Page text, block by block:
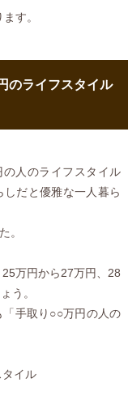
す。
のライフスタイル
人のライフスタイル
だと優雅な一人暮ら
。
万円から27万円、28
う。
手取り○○万円の人の
タイル